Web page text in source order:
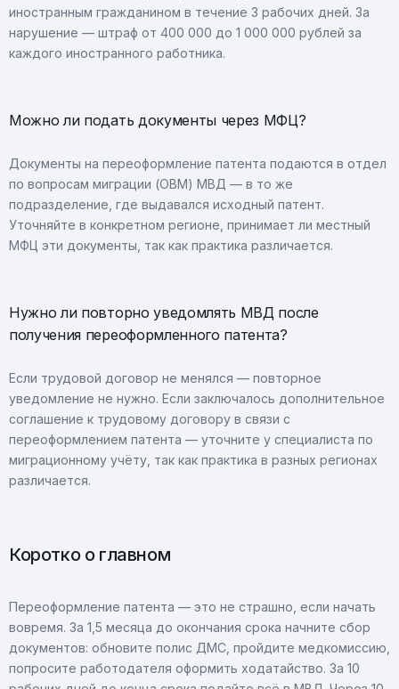
иностранным гражданином в течение 3 рабочих дней. За
нарушение — штраф от 400 000 до 1 000 000 рублей за
каждого иностранного работника.
Можно ли подать документы через МФЦ?
Документы на переоформление патента подаются в отдел
по вопросам миграции (ОВМ) МВД — в то же
подразделение, где выдавался исходный патент.
Уточняйте в конкретном регионе, принимает ли местный
МФЦ эти документы, так как практика различается.
Нужно ли повторно уведомлять МВД после
получения переоформленного патента?
Если трудовой договор не менялся — повторное
уведомление не нужно. Если заключалось дополнительное
соглашение к трудовому договору в связи с
переоформлением патента — уточните у специалиста по
миграционному учёту, так как практика в разных регионах
различается.
Коротко о главном
Переоформление патента — это не страшно, если начать
вовремя. За 1,5 месяца до окончания срока начните сбор
документов: обновите полис ДМС, пройдите медкомиссию,
попросите работодателя оформить ходатайство. За 10